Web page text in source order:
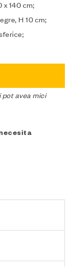
x 140 cm;
H 10 cm;
pot avea mici